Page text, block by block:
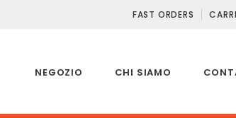
FAST ORDERS
NEGOZIO CHI SIAMO